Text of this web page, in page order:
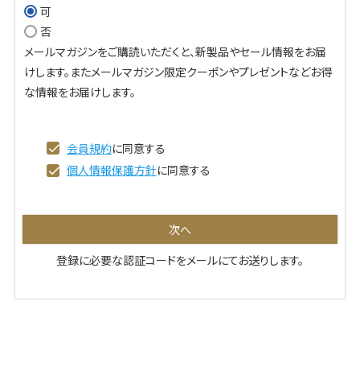
須
)
可
否
メールマガジンをご購読いただくと、新製品やセール情報をお届
けします。またメールマガジン限定クーポンやプレゼントなどお得
な情報をお届けします。
会員規約に同意する
個人情報保護方針に同意する
次へ
登録に必要な認証コードをメールにてお送りします。